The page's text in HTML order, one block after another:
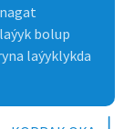
bolup
laýyklykda